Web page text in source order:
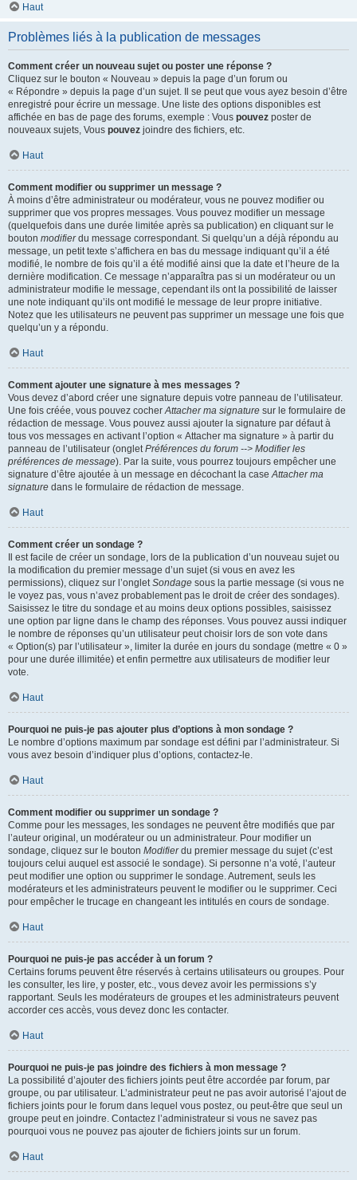
Haut
Problèmes liés à la publication de messages
Comment créer un nouveau sujet ou poster une réponse ?
Cliquez sur le bouton « Nouveau » depuis la page d’un forum ou
« Répondre » depuis la page d’un sujet. Il se peut que vous ayez besoin d’être
enregistré pour écrire un message. Une liste des options disponibles est
affichée en bas de page des forums, exemple : Vous pouvez poster de
nouveaux sujets, Vous pouvez joindre des fichiers, etc.
Haut
Comment modifier ou supprimer un message ?
À moins d’être administrateur ou modérateur, vous ne pouvez modifier ou
supprimer que vos propres messages. Vous pouvez modifier un message
(quelquefois dans une durée limitée après sa publication) en cliquant sur le
bouton modifierdu message correspondant. Si quelqu’un a déjà répondu au
message, un petit texte s’affichera en bas du message indiquant qu’il a été
modifié, le nombre de fois qu’il a été modifié ainsi que la date et l’heure de la
dernière modification. Ce message n’apparaîtra pas si un modérateur ou un
administrateur modifie le message, cependant ils ont la possibilité de laisser
une note indiquant qu’ils ont modifié le message de leur propre initiative.
Notez que les utilisateurs ne peuvent pas supprimer un message une fois que
quelqu’un y a répondu.
Haut
Comment ajouter une signature à mes messages ?
Vous devez d’abord créer une signature depuis votre panneau de l’utilisateur.
Une fois créée, vous pouvez cocherAttacher ma signature sur le formulaire de
rédaction de message. Vous pouvez aussi ajouter la signature par défaut à
tous vos messages en activant l’option « Attacher ma signature » à partir du
panneau de l’utilisateur (ongletPréférences du forum --> Modifier les
préférences de message). Par la suite, vous pourrez toujours empêcher une
signature d’être ajoutée à un message en décochant la caseAttacher ma
signature dans le formulaire de rédaction de message.
Haut
Comment créer un sondage ?
Il est facile de créer un sondage, lors de la publication d’un nouveau sujet ou
la modification du premier message d’un sujet (si vous en avez les
permissions), cliquez sur l’ongletSondage sous la partie message (si vous ne
le voyez pas, vous n’avez probablement pas le droit de créer des sondages).
Saisissez le titre du sondage et au moins deux options possibles, saisissez
une option par ligne dans le champ des réponses. Vous pouvez aussi indiquer
le nombre de réponses qu’un utilisateur peut choisir lors de son vote dans
« Option(s) par l’utilisateur », limiter la durée en jours du sondage (mettre « 0 »
pour une durée illimitée) et enfin permettre aux utilisateurs de modifier leur
vote.
Haut
Pourquoi ne puis-je pas ajouter plus d’options à mon sondage ?
Le nombre d’options maximum par sondage est défini par l’administrateur. Si
vous avez besoin d’indiquer plus d’options, contactez-le.
Haut
Comment modifier ou supprimer un sondage ?
Comme pour les messages, les sondages ne peuvent être modifiés que par
l’auteur original, un modérateur ou un administrateur. Pour modifier un
sondage, cliquez sur le bouton Modifierdu premier message du sujet (c’est
toujours celui auquel est associé le sondage). Si personne n’a voté, l’auteur
peut modifier une option ou supprimer le sondage. Autrement, seuls les
modérateurs et les administrateurs peuvent le modifier ou le supprimer. Ceci
pour empêcher le trucage en changeant les intitulés en cours de sondage.
Haut
Pourquoi ne puis-je pas accéder à un forum ?
Certains forums peuvent être réservés à certains utilisateurs ou groupes. Pour
les consulter, les lire, y poster, etc., vous devez avoir les permissions s’y
rapportant. Seuls les modérateurs de groupes et les administrateurs peuvent
accorder ces accès, vous devez donc les contacter.
Haut
Pourquoi ne puis-je pas joindre des fichiers à mon message ?
La possibilité d’ajouter des fichiers joints peut être accordée par forum, par
groupe, ou par utilisateur. L’administrateur peut ne pas avoir autorisé l’ajout de
fichiers joints pour le forum dans lequel vous postez, ou peut-être que seul un
groupe peut en joindre. Contactez l’administrateur si vous ne savez pas
pourquoi vous ne pouvez pas ajouter de fichiers joints sur un forum.
Haut